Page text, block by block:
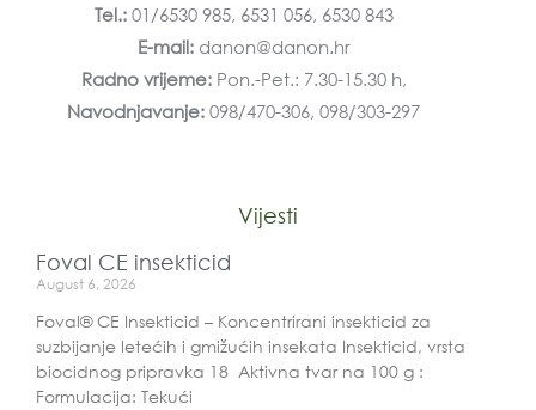
Tel.:01/6530 985, 6531 056, 6530 843
E-mail:danon@danon.hr
Radno vrijeme: Pon.-Pet.: 7.30-15.30 h,
Navodnjavanje:098/470-306, 098/303-297
Vijesti
Foval CE insekticid
August 6, 2026
Foval® CE Insekticid – Koncentrirani insekticid za
suzbijanje letećih i gmižućih insekata Insekticid, vrsta
biocidnog pripravka 18 Aktivna tvar na 100 g :
Formulacija: Tekući